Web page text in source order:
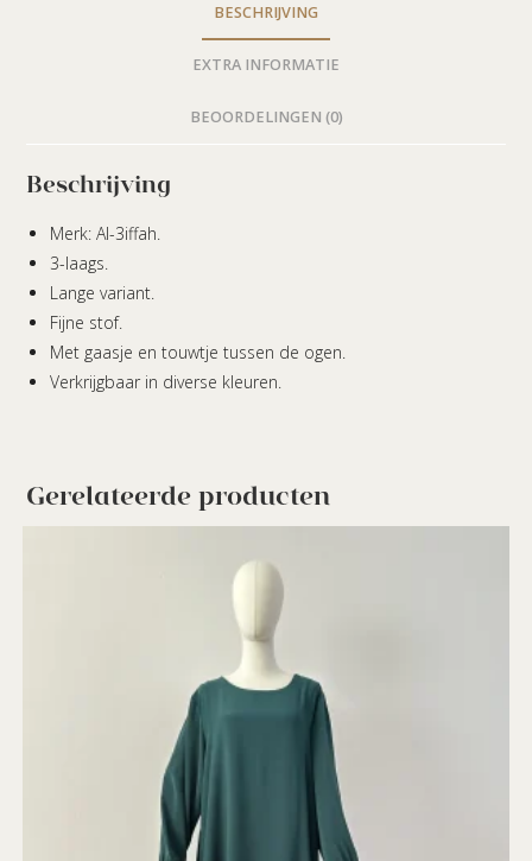
BESCHRIJVING
EXTRA INFORMATIE
BEOORDELINGEN (0)
Beschrijving
Merk: Al-3iffah.
3-laags.
Lange variant.
Fijne stof.
Met gaasje en touwtje tussen de ogen.
Verkrijgbaar in diverse kleuren.
Gerelateerde producten